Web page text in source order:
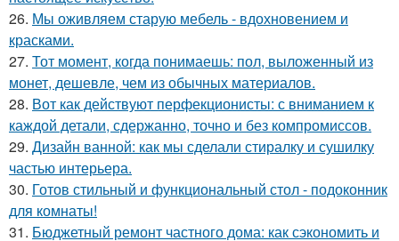
26. Мы оживляем старую мебель - вдохновением и
красками.
27. Тот момент, когда понимаешь: пол, выложенный из
монет, дешевле, чем из обычных материалов.
28. Вот как действуют перфекционисты: с вниманием к
каждой детали, сдержанно, точно и без компромиссов.
29. Дизайн ванной: как мы сделали стиралку и сушилку
частью интерьера.
30. Готов стильный и функциональный стол - подоконник
для комнаты!
31. Бюджетный ремонт частного дома: как сэкономить и